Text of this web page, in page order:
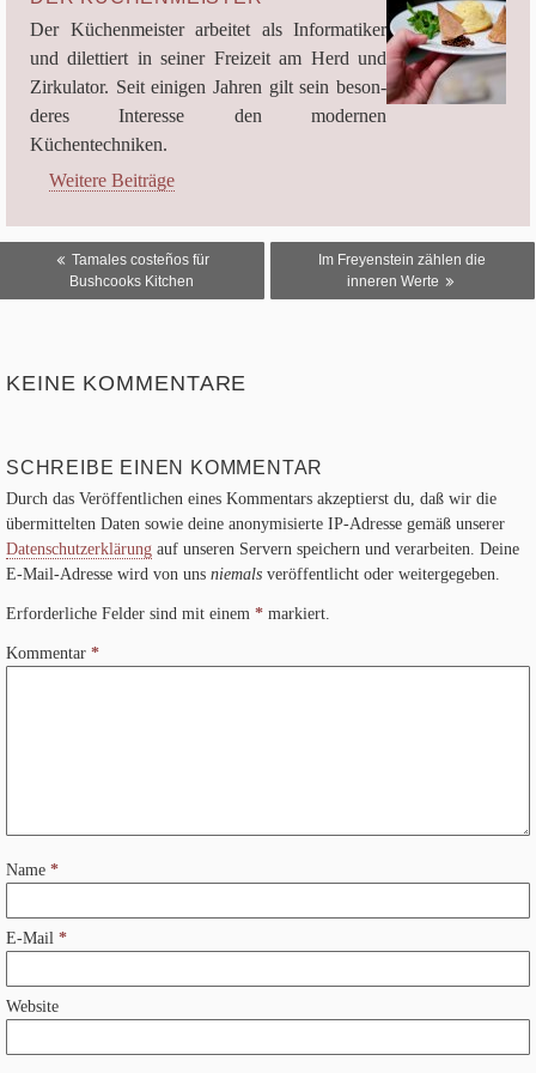
Der Küchen­meis­ter arbei­tet als Infor­ma­ti­ker
und dilet­tiert in sei­ner Frei­zeit am Herd und
Zir­ku­la­tor. Seit eini­gen Jah­ren gilt sein beson­
de­res Inter­esse den moder­nen
Küchentechniken.
Weitere Beiträge
Tamales costeños für
Bushcooks Kitchen
Im Freyenstein zählen die
inneren Werte
KEINE KOMMENTARE
SCHREIBE EINEN KOMMENTAR
Durch das Veröffentlichen eines Kommentars akzeptierst du, daß wir die
übermittelten Daten sowie deine anonymisierte IP-Adresse gemäß unserer
Datenschutzerklärung auf unseren Servern speichern und verarbeiten. Deine
E-Mail-Adresse wird von uns niemals veröffentlicht oder weitergegeben.
Erforderliche Felder sind mit einem * markiert.
Kommentar *
Name *
E-Mail *
Website